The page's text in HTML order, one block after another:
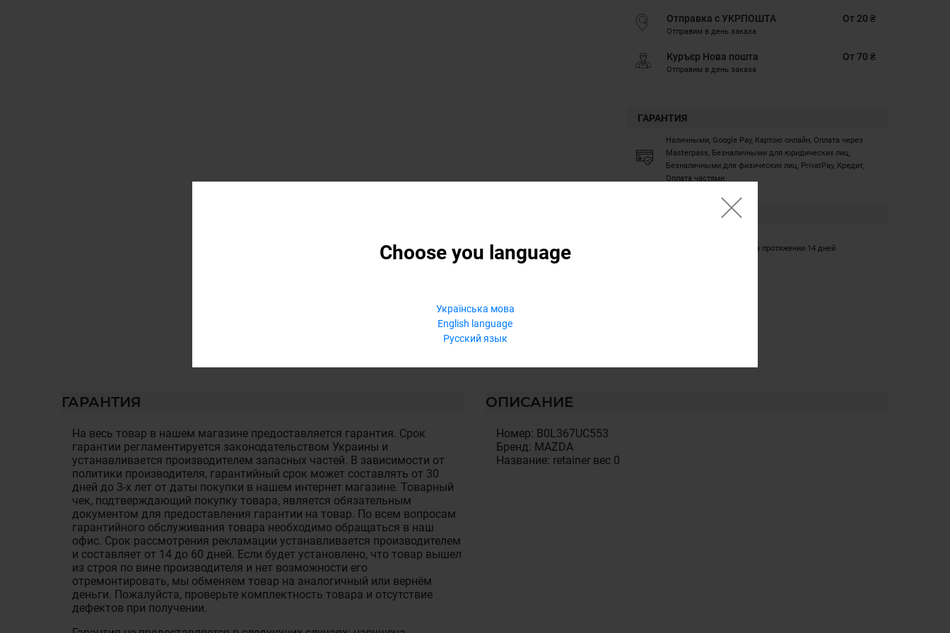
Choose you language
Українська мова
English language
Русский язык
Отправка с УКРПОШТА
Отправим в день заказа
От 20 ₴
Куръєр Нова пошта
Отправим в день заказа
От 70 ₴
ГАРАНТИЯ
Наличными, Google Pay, Картою онлайн, Оплата через
Masterpass, Безналичными для юридических лиц,
Безналичными для физических лиц, PrivatPay, Кредит,
Оплата частями
Обмен/возврат товара на протяжении 14 дней
ГАРАНТИЯ
На весь товар в нашем магазине предоставляется гарантия. Срок
гарантии регламентируется законодательством Украины и
устанавливается производителем запасных частей. В зависимости от
политики производителя, гарантийный срок может составлять от 30
дней до 3-х лет от даты покупки в нашем интернет магазине. Товарный
чек, подтверждающий покупку товара, является обязательным
документом для предоставления гарантии на товар. По всем вопросам
гарантийного обслуживания товара необходимо обращаться в наш
офис. Срок рассмотрения рекламации устанавливается производителем
и составляет от 14 до 60 дней. Если будет установлено, что товар вышел
из строя по вине производителя и нет возможности его
отремонтировать, мы обменяем товар на аналогичный или вернём
деньги. Пожалуйста, проверьте комплектность товара и отсутствие
дефектов при получении.
ОПИСАНИЕ
Номер: B0L367UC553
Бренд: MAZDA
Название: retainer вес 0